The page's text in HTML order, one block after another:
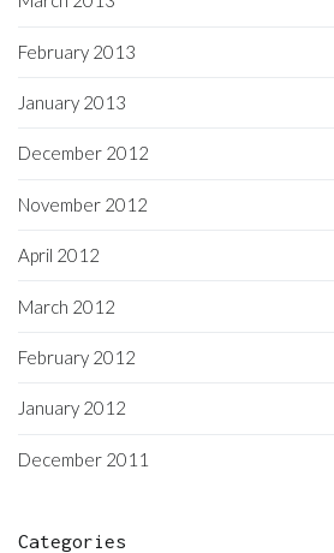
February 2013
January 2013
December 2012
November 2012
April 2012
March 2012
February 2012
January 2012
December 2011
Categories